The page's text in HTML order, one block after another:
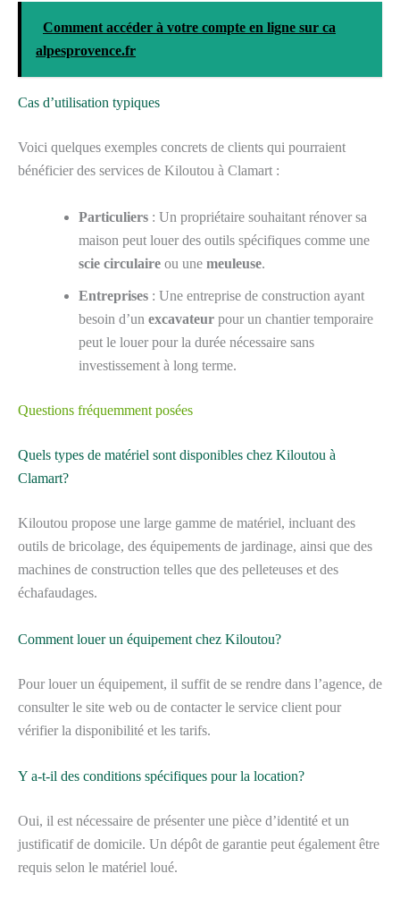
Comment accéder à votre compte en ligne sur ca
alpesprovence.fr
Cas d’utilisation typiques
Voici quelques exemples concrets de clients qui pourraient
bénéficier des services de Kiloutou à Clamart :
Particuliers : Un propriétaire souhaitant rénover sa
maison peut louer des outils spécifiques comme une
scie circulaire ou une meuleuse.
Entreprises : Une entreprise de construction ayant
besoin d’un excavateur pour un chantier temporaire
peut le louer pour la durée nécessaire sans
investissement à long terme.
Questions fréquemment posées
Quels types de matériel sont disponibles chez Kiloutou à
Clamart?
Kiloutou propose une large gamme de matériel, incluant des
outils de bricolage, des équipements de jardinage, ainsi que des
machines de construction telles que des pelleteuses et des
échafaudages.
Comment louer un équipement chez Kiloutou?
Pour louer un équipement, il suffit de se rendre dans l’agence, de
consulter le site web ou de contacter le service client pour
vérifier la disponibilité et les tarifs.
Y a-t-il des conditions spécifiques pour la location?
Oui, il est nécessaire de présenter une pièce d’identité et un
justificatif de domicile. Un dépôt de garantie peut également être
requis selon le matériel loué.